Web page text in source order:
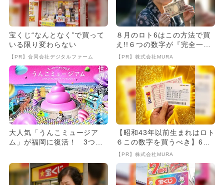
宝くじ“なんとなく”で買って
いる限り変わらない
【PR】合同会社デジタルファーム
８月のロト6はこの方法で買
え!!６つの数字が『完全一
致』する方法
【PR】株式会社MURA
大人気「うんこミュージア
ム」が福岡に復活！ 3つの
【昭和43年以前生まれはロト
６この数字を買うべき】6つ
の数字が「完全一致」する
【PR】株式会社MURA